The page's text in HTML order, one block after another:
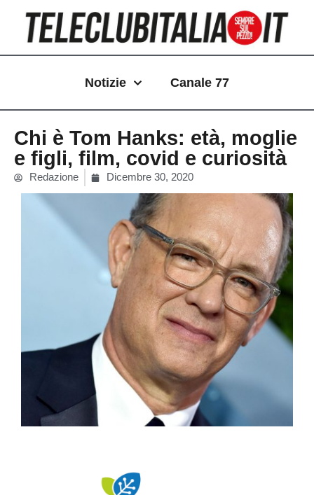
contenuto
Notizie Canale 77
Chi è Tom Hanks: età, moglie
e figli, film, covid e curiosità
Redazione Dicembre 30, 2020